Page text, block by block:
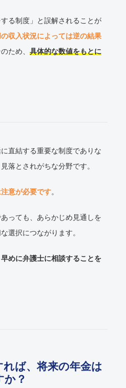
る制度」と誤解されることが
収入状況によっては逆の結果
ため、 具体的な数値をもとに
直結する重要な制度でありな
落とされがちな分野です。
意が必要です。
っても、あらかじめ見通しを
選択につながります。
めに弁護士に相談することを
れば、将来の年金は
か？